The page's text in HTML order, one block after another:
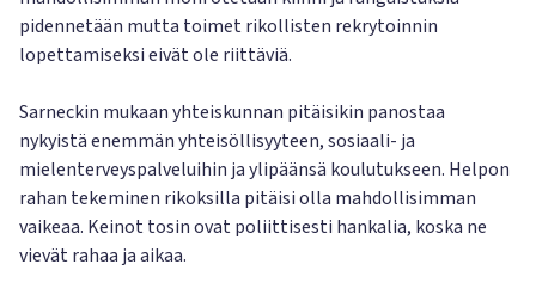
pidennetään mutta toimet rikollisten rekrytoinnin
lopettamiseksi eivät ole riittäviä.
Sarneckin mukaan yhteiskunnan pitäisikin panostaa
nykyistä enemmän yhteisöllisyyteen, sosiaali- ja
mielenterveyspalveluihin ja ylipäänsä koulutukseen. Helpon
rahan tekeminen rikoksilla pitäisi olla mahdollisimman
vaikeaa. Keinot tosin ovat poliittisesti hankalia, koska ne
vievät rahaa ja aikaa.